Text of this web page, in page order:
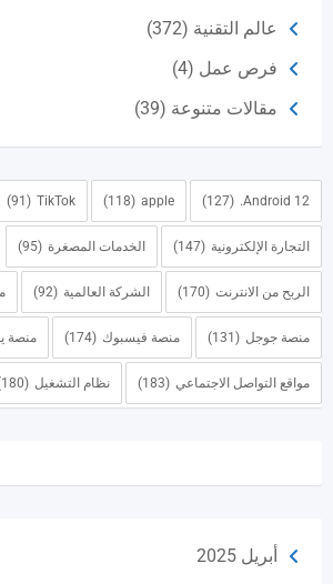
عالم التقنية (372)
فرص عمل (4)
مقالات متنوعة (39)
Android 12.
(127)
apple
(118)
TikTok
(91)
التجارة الإلكترونية (147) الخدمات المصغرة (95)
الربح من الانترنت (170) الشركة العالمية (92)
منصة جوجل (131) منصة فيسبوك (174) منصة
مواقع التواصل الاجتماعي (183) نظام التشغيل (180)
أبريل 2025